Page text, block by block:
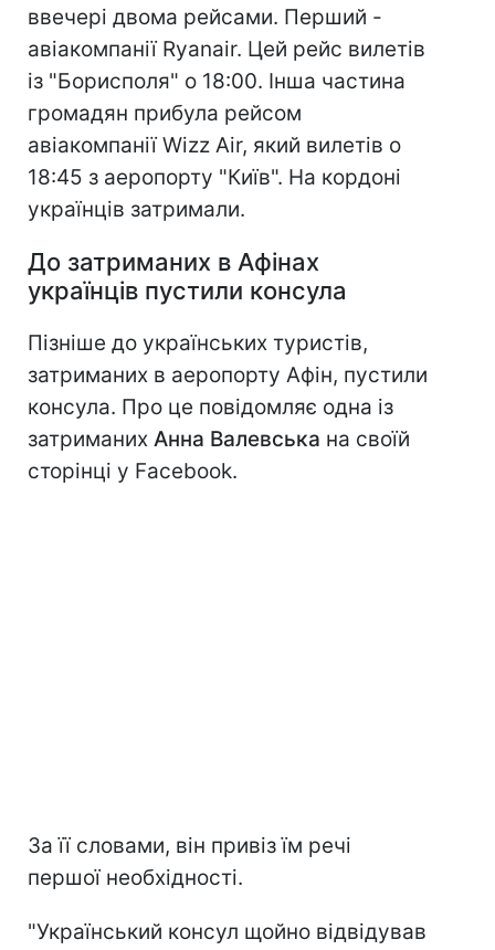
ввечері двома рейсами. Перший -
авіакомпанії Ryanair. Цей рейс вилетів
із "Борисполя" о 18:00. Інша частина
громадян прибула рейсом
авіакомпанії Wizz Air, який вилетів о
18:45 з аеропорту "Київ". На кордоні
українців затримали.
До затриманих в Афінах
українців пустили консула
Пізніше до українських туристів,
затриманих в аеропорту Афін, пустили
консула. Про це повідомляє одна із
затриманих Анна Валевська на своїй
сторінці у Faceboоk.
За її словами, він привіз їм речі
першої необхідності.
"Український консул щойно відвідував